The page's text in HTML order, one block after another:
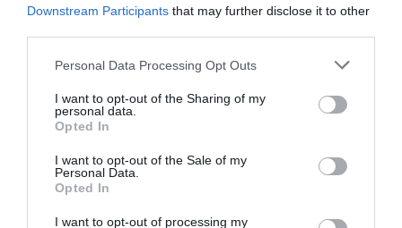
Downstream Participants that may further disclose it to other
Personal Data Processing Opt Outs
I want to opt-out of the Sharing of my
personal data.
Opted In
I want to opt-out of the Sale of my
Personal Data.
Opted In
I want to opt-out of processing my
Arena hi suma hackatons que reptaran als
participants, un programa dementoring
per
connectar els desenvolupadors amb empreses i
donar visibilitat a les tendències TIC que definiran
les professions del futur.